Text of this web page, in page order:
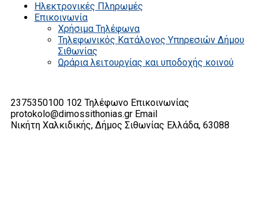
Ηλεκτρονικές Πληρωμές
Επικοινωνία
Χρήσιμα Τηλέφωνα
Τηλεφωνικός Κατάλογος Υπηρεσιών Δήμου
Σιθωνίας
Ωράρια λειτουργίας και υποδοχής κοινού
2375350100 102 Τηλέφωνο Επικοινωνίας
protokolo@dimossithonias.gr Email
Νικήτη Χαλκιδικής, Δήμος Σιθωνίας Ελλάδα, 63088